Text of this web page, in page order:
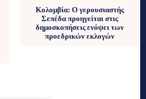
Κολομβία: Ο γερουσιαστής
Σεπέδα προηγείται στις
δημοσκοπήσεις ενόψει των
προεδρικών εκλογών